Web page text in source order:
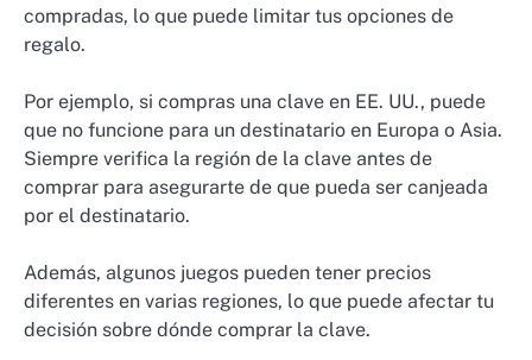
compradas, lo que puede limitar tus opciones de
regalo.
Por ejemplo, si compras una clave en EE. UU., puede
que no funcione para un destinatario en Europa o Asia.
Siempre verifica la región de la clave antes de
comprar para asegurarte de que pueda ser canjeada
por el destinatario.
Además, algunos juegos pueden tener precios
diferentes en varias regiones, lo que puede afectar tu
decisión sobre dónde comprar la clave.